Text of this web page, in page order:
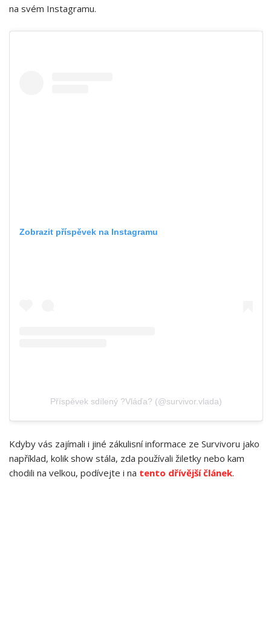
na svém Instagramu.
Zobrazit příspěvek na Instagramu
Příspěvek sdílený ?Vláďa? (@survivor.vlada)
Kdyby vás zajímali i jiné zákulisní informace ze Survivoru jako
například, kolik show stála, zda používali žiletky nebo kam
chodili na velkou, podívejte i na tento dřívější článek.